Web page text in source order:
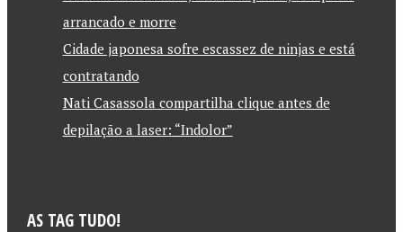
arrancado e morre
Cidade japonesa sofre escassez de ninjas e está
contratando
Nati Casassola compartilha clique antes de
depilação a laser: “Indolor”
AS TAG TUDO!